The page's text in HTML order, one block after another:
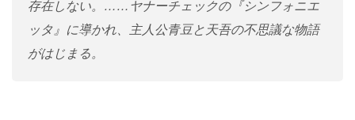
存在しない。……ヤナーチェックの『シンフォニエ
ッタ』に導かれ、主人公青豆と天吾の不思議な物語
がはじまる。